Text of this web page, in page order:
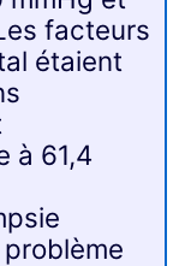
facteurs
étaient
à 61,4